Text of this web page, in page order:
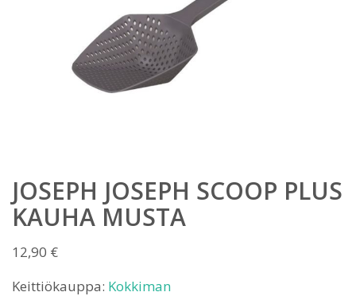
JOSEPH JOSEPH SCOOP PLUS
KAUHA MUSTA
12,90 €
Keittiökauppa: Kokkiman